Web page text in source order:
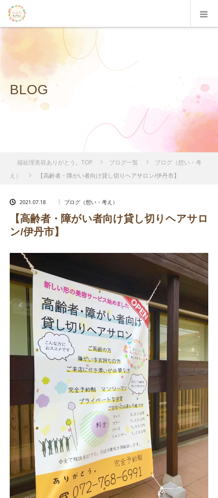
BLOG
福祉理美容ありがとう。TOP ブログ一覧
ブログ（想い・考
え）
【高齢者・障がい者向け貸し切りヘアサロン/伊丹市】
2021.07.18 ブログ（想い・考え）
【高齢者・障がい者向け貸し切りヘアサロ
ン/伊丹市】